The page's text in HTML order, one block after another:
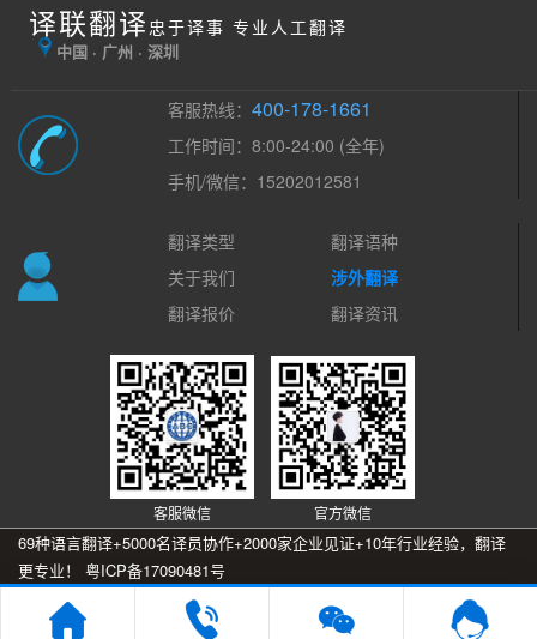

译联翻译 忠于译事 专业人工翻译
中国 · 广州 · 深圳
客服热线：400-178-1661
工作时间：8:00-24:00 (全年)
手机/微信：15202012581
翻译类型
翻译语种
关于我们
涉外翻译
翻译报价
翻译资讯
客服微信 官方微信
69种语言翻译+5000名译员协作+2000家企业见证+10年行业经验，翻译
更专业！ 粤ICP备17090481号